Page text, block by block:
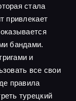
стала
привлекает
бандами.
и
все свои
правила
турецкий